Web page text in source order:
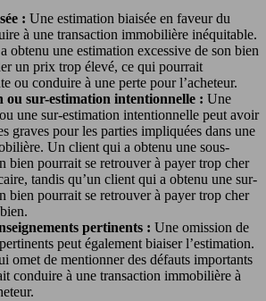
: Une estimation biaisée en faveur du
à une transaction immobilière inéquitable.
obtenu une estimation excessive de son bien
un prix trop élevé, ce qui pourrait
ou conduire à une perte pour l’acheteur.
ou sur-estimation intentionnelle : Une
une sur-estimation intentionnelle peut avoir
graves pour les parties impliquées dans une
Un client qui a obtenu une sous-
bien pourrait se retrouver à payer trop cher
tandis qu’un client qui a obtenu une sur-
bien pourrait se retrouver à payer trop cher
pertinents : Une omission de
peut également biaiser l’estimation.
omet de mentionner des défauts importants
conduire à une transaction immobilière à